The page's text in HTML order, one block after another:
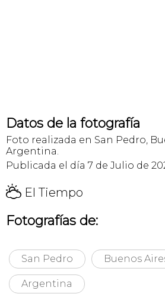
Datos de la fotografía
Foto realizada en San Pedro,
Argentina.
Publicada el día 7 de Julio de
H El Tiempo
Fotografías de:
San Pedro Buenos
Argentina